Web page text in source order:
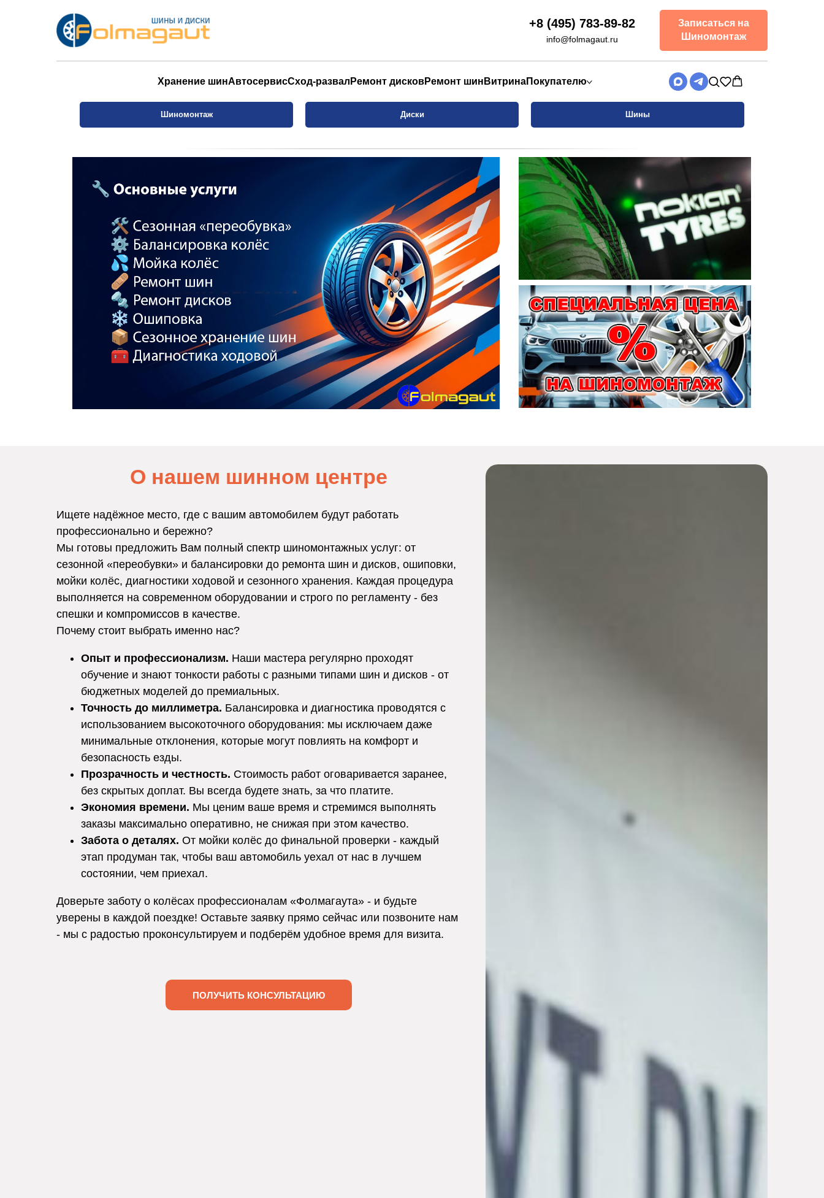
+8 (495) 783-89-82
info@folmagaut.ru
Записаться на
Шиномонтаж
Хранение шинАвтосервисСход-развал Ремонт дисковРемонт шин ВитринаПокупателю
Шиномонтаж Диски Шины
О нашем шинном центре
Ищете надёжное место, где с вашим автомобилем будут работать
профессионально и бережно?
Мы готовы предложить Вам полный спектр шиномонтажных услуг: от
сезонной «переобувки» и балансировки до ремонта шин и дисков, ошиповки,
мойки колёс, диагностики ходовой и сезонного хранения. Каждая процедура
выполняется на современном оборудовании и строго по регламенту - без
спешки и компромиссов в качестве.
Почему стоит выбрать именно нас?
Опыт и профессионализм. Наши мастера регулярно проходят
обучение и знают тонкости работы с разными типами шин и дисков - от
бюджетных моделей до премиальных.
Точность до миллиметра. Балансировка и диагностика проводятся с
использованием высокоточного оборудования: мы исключаем даже
минимальные отклонения, которые могут повлиять на комфорт и
безопасность езды.
Прозрачность и честность. Стоимость работ оговаривается заранее,
без скрытых доплат. Вы всегда будете знать, за что платите.
Экономия времени. Мы ценим ваше время и стремимся выполнять
заказы максимально оперативно, не снижая при этом качество.
Забота о деталях. От мойки колёс до финальной проверки - каждый
этап продуман так, чтобы ваш автомобиль уехал от нас в лучшем
состоянии, чем приехал.
Доверьте заботу о колёсах профессионалам «Фолмагаута» - и будьте
уверены в каждой поездке! Оставьте заявку прямо сейчас или позвоните нам
- мы с радостью проконсультируем и подберём удобное время для визита.
ПОЛУЧИТЬ КОНСУЛЬТАЦИЮ